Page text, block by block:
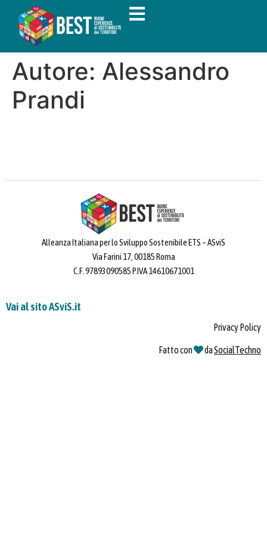
Autore: Alessandro
Prandi
Alleanza Italiana per lo Sviluppo Sostenibile ETS – ASviS
Via Farini 17, 00185 Roma
C.F. 97893090585 P.IVA 14610671001
Vai al sito ASviS.it
Privacy Policy
Fatto con daSocialTechno